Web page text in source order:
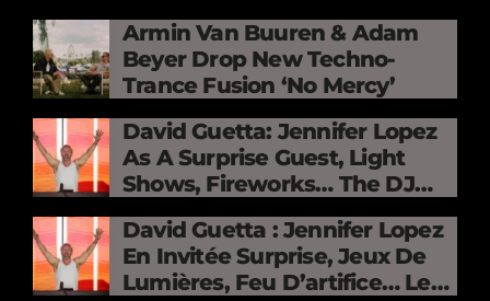
Armin Van Buuren & Adam
Beyer Drop New Techno-
Trance Fusion ‘No Mercy’
David Guetta: Jennifer Lopez
As A Surprise Guest, Light
Shows, Fireworks… The DJ
France
David Guetta : Jennifer Lopez
En Invitée Surprise, Jeux De
Lumières, Feu D’artifice… Le